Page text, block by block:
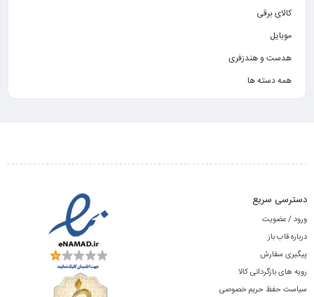
کالای برقی
موبایل
هدست و هندزفری
همه دسته ها
دسترسی سریع
ورود / عضویت
درباره قاب باز
پیگیری سفارش
رویه های بازگردانی کالا
سیاست حفظ حریم خصوصی